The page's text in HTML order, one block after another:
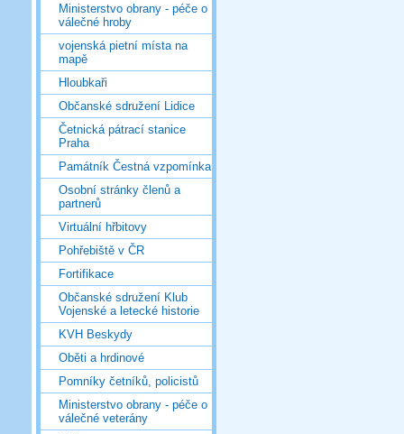
Ministerstvo obrany - péče o
válečné hroby
vojenská pietní místa na
mapě
Hloubkaři
Občanské sdružení Lidice
Četnická pátrací stanice
Praha
Památník Čestná vzpomínka
Osobní stránky členů a
partnerů
Virtuální hřbitovy
Pohřebiště v ČR
Fortifikace
Občanské sdružení Klub
Vojenské a letecké historie
KVH Beskydy
Oběti a hrdinové
Pomníky četníků, policistů
Ministerstvo obrany - péče o
válečné veterány